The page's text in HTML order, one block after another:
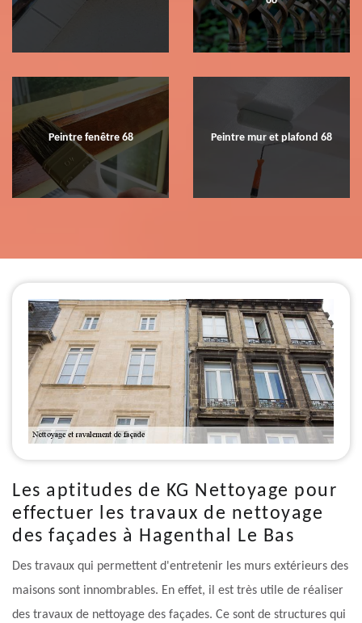
Peintre fenêtre 68 Peintre mur et plafond 68
Les aptitudes de KG Nettoyage pour
effectuer les travaux de nettoyage
des façades à Hagenthal Le Bas
Des travaux qui permettent d'entretenir les murs extérieurs des
maisons sont innombrables. En effet, il est très utile de réaliser
des travaux de nettoyage des façades. Ce sont de structures qui